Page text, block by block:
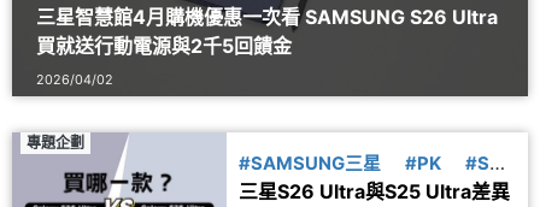
三星智慧館4月購機優惠一次看 SAMSUNG S26 Ultra
買就送行動電源與2千5回饋金
2026/04/02
專題企劃
#SAMSUNG三星 #PK
#S26
#S25
三星S26 Ultra與S25 Ultra差異